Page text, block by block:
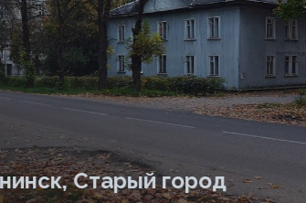
Старый город